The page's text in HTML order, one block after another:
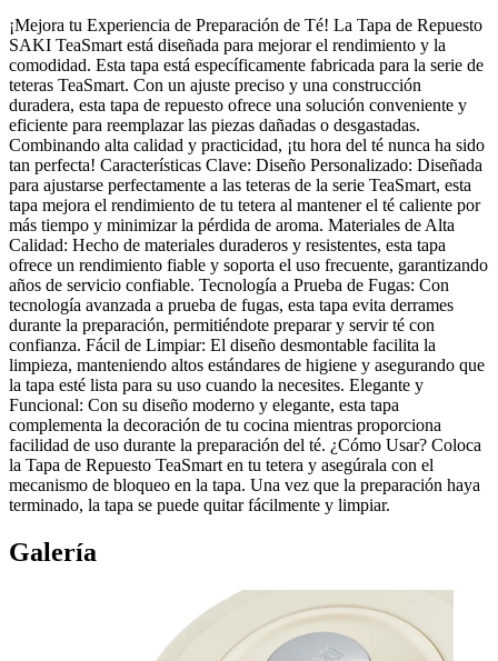
¡Mejora tu Experiencia de Preparación de Té! La Tapa de Repuesto
SAKI TeaSmart está diseñada para mejorar el rendimiento y la
comodidad. Esta tapa está específicamente fabricada para la serie de
teteras TeaSmart. Con un ajuste preciso y una construcción
duradera, esta tapa de repuesto ofrece una solución conveniente y
eficiente para reemplazar las piezas dañadas o desgastadas.
Combinando alta calidad y practicidad, ¡tu hora del té nunca ha sido
tan perfecta! Características Clave: Diseño Personalizado: Diseñada
para ajustarse perfectamente a las teteras de la serie TeaSmart, esta
tapa mejora el rendimiento de tu tetera al mantener el té caliente por
más tiempo y minimizar la pérdida de aroma. Materiales de Alta
Calidad: Hecho de materiales duraderos y resistentes, esta tapa
ofrece un rendimiento fiable y soporta el uso frecuente, garantizando
años de servicio confiable. Tecnología a Prueba de Fugas: Con
tecnología avanzada a prueba de fugas, esta tapa evita derrames
durante la preparación, permitiéndote preparar y servir té con
confianza. Fácil de Limpiar: El diseño desmontable facilita la
limpieza, manteniendo altos estándares de higiene y asegurando que
la tapa esté lista para su uso cuando la necesites. Elegante y
Funcional: Con su diseño moderno y elegante, esta tapa
complementa la decoración de tu cocina mientras proporciona
facilidad de uso durante la preparación del té. ¿Cómo Usar? Coloca
la Tapa de Repuesto TeaSmart en tu tetera y asegúrala con el
mecanismo de bloqueo en la tapa. Una vez que la preparación haya
terminado, la tapa se puede quitar fácilmente y limpiar.
Galería